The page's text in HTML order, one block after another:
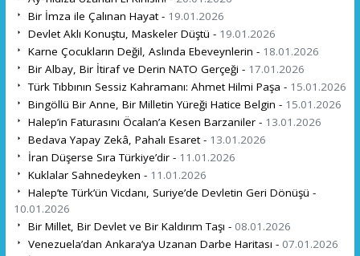
Bir İmza ile Çalınan Hayat - 19.01.2026
Devlet Aklı Konuştu, Maskeler Düştü - 19.01.2026
Karne Çocukların Değil, Aslında Ebeveynlerin - 18.01.2026
Bir Albay, Bir İtiraf ve Derin NATO Gerçeği - 17.01.2026
Türk Tıbbının Sessiz Kahramanı: Ahmet Hilmi Paşa - 15.01.2026
Bingöllü Bir Anne, Bir Milletin Yüreği Hatice Belgin - 15.01.2026
Halep’in Faturasını Öcalan’a Kesen Barzaniler - 13.01.2026
Bedava Yapay Zekâ, Pahalı Esaret - 13.01.2026
İran Düşerse Sıra Türkiye’dir - 11.01.2026
Kuklalar Sahnedeyken - 11.01.2026
Halep’te Türk’ün Vicdanı, Suriye’de Devletin Geri Dönüşü -
10.01.2026
Bir Millet, Bir Devlet ve Bir Kaldırım Taşı - 08.01.2026
Venezuela’dan Ankara’ya Uzanan Darbe Haritası - 07.01.2026